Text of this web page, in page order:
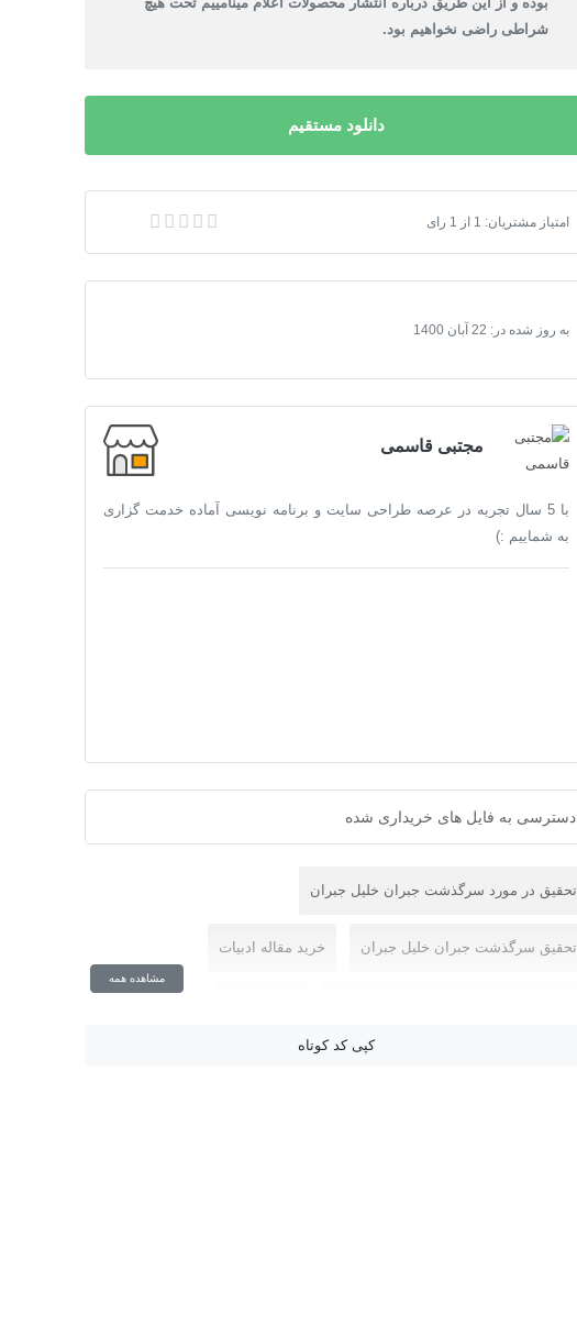
شراطی راضی نخواهیم بود.
دانلود مستقیم
دانلود مقاله سرگذشت جبران خليل جبران
امتیاز مشتریان: 1 از 1 رای
به روز شده در: 22 آبان 1400
مجتبی قاسمی
با 5 سال تجربه در عرصه طراحی سایت و برنامه نویسی آماده خدمت گزاری
به شماییم :)
دسترسی به فایل های خریداری شده
تحقیق در مورد سرگذشت جبران خليل جبران
تحقیق سرگذشت جبران خليل جبران خرید مقاله ادبیات
مشاهده همه
کپی کد کوتاه